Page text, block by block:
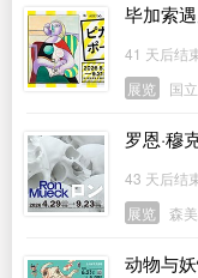
毕加索
41 天后结
展览
国
罗恩·穆
43 天后结
展览
森
动物与